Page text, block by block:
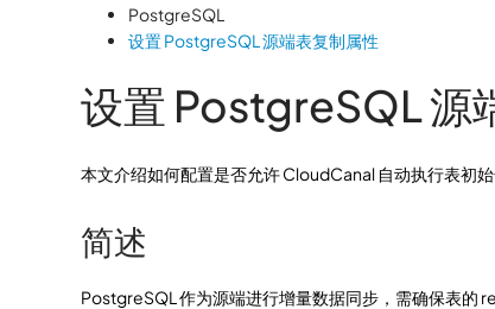
PostgreSQL
设置 PostgreSQL 源端表复制属性
设置 PostgreSQL 源
本文介绍如何配置是否允许 CloudCanal 自动执行表初始
简述
PostgreSQL 作为源端进行增量数据同步，需确保表的